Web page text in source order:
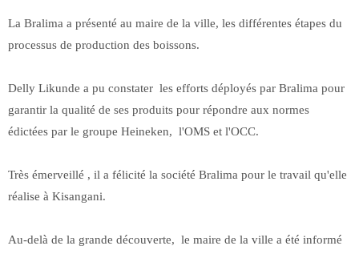
La Bralima a présenté au maire de la ville, les différentes étapes du
processus de production des boissons.
Delly Likunde a pu constater les efforts déployés par Bralima pour
garantir la qualité de ses produits pour répondre aux normes
édictées par le groupe Heineken, l'OMS et l'OCC.
Très émerveillé , il a félicité la société Bralima pour le travail qu'elle
réalise à Kisangani.
Au-delà de la grande découverte, le maire de la ville a été informé